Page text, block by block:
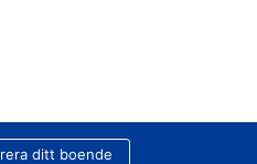
ditt boende